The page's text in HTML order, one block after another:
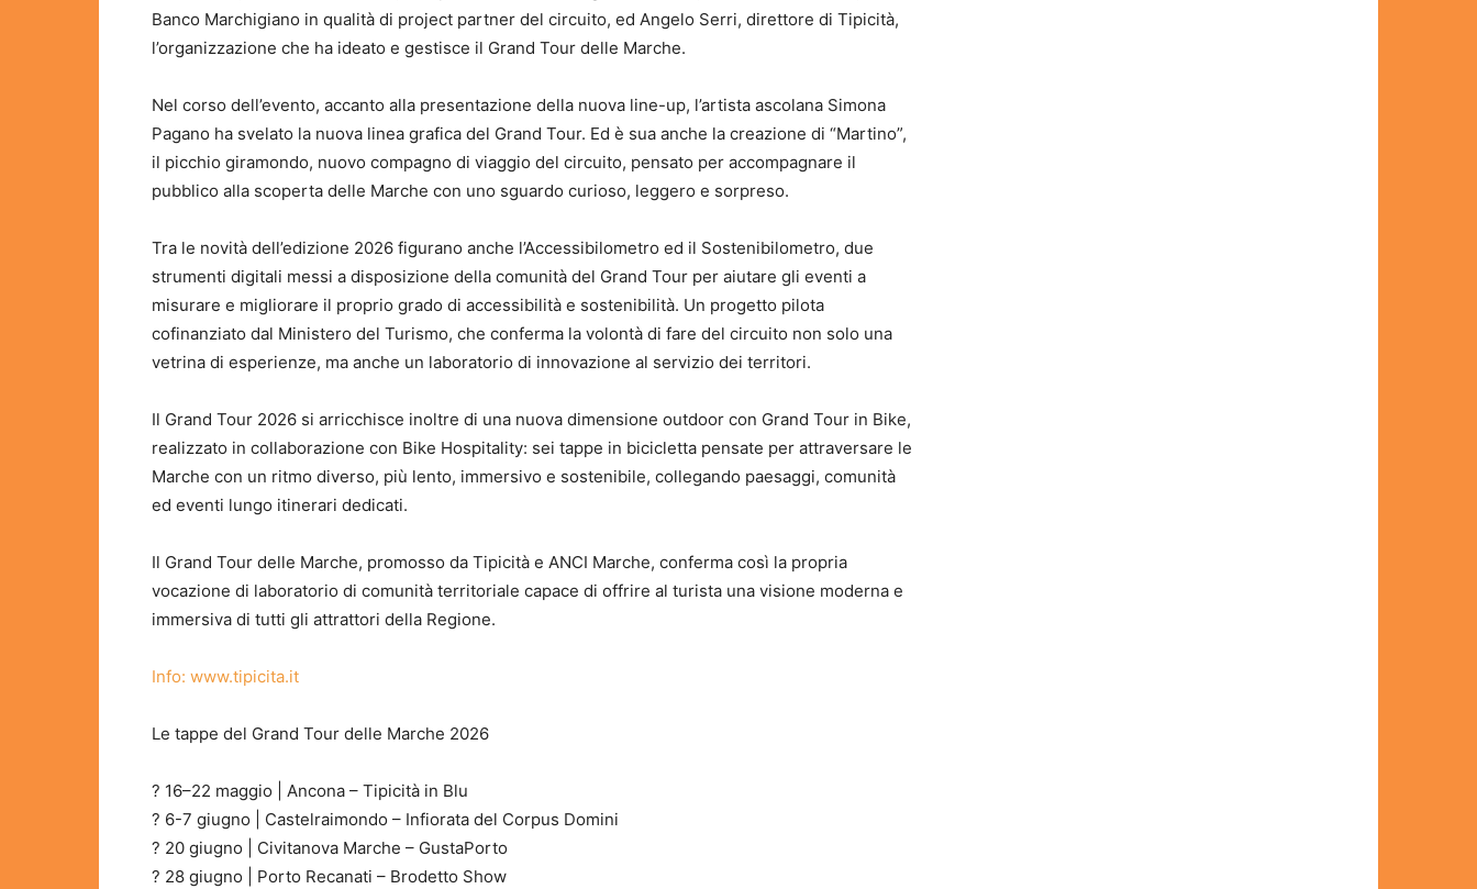
Banco Marchigiano in qualità di project partner del circuito, ed Angelo Serri, direttore di Tipicità,
l’organizzazione che ha ideato e gestisce il Grand Tour delle Marche.
Nel corso dell’evento, accanto alla presentazione della nuova line-up, l’artista ascolana Simona
Pagano ha svelato la nuova linea grafica del Grand Tour. Ed è sua anche la creazione di “Martino”,
il picchio giramondo, nuovo compagno di viaggio del circuito, pensato per accompagnare il
pubblico alla scoperta delle Marche con uno sguardo curioso, leggero e sorpreso.
Tra le novità dell’edizione 2026 figurano anche l’Accessibilometro ed il Sostenibilometro, due
strumenti digitali messi a disposizione della comunità del Grand Tour per aiutare gli eventi a
misurare e migliorare il proprio grado di accessibilità e sostenibilità. Un progetto pilota
cofinanziato dal Ministero del Turismo, che conferma la volontà di fare del circuito non solo una
vetrina di esperienze, ma anche un laboratorio di innovazione al servizio dei territori.
Il Grand Tour 2026 si arricchisce inoltre di una nuova dimensione outdoor con Grand Tour in Bike,
realizzato in collaborazione con Bike Hospitality: sei tappe in bicicletta pensate per attraversare le
Marche con un ritmo diverso, più lento, immersivo e sostenibile, collegando paesaggi, comunità
ed eventi lungo itinerari dedicati.
Il Grand Tour delle Marche, promosso da Tipicità e ANCI Marche, conferma così la propria
vocazione di laboratorio di comunità territoriale capace di offrire al turista una visione moderna e
immersiva di tutti gli attrattori della Regione.
Info: www.tipicita.it
Le tappe del Grand Tour delle Marche 2026
? 16–22 maggio | Ancona – Tipicità in Blu
? 6-7 giugno | Castelraimondo – Infiorata del Corpus Domini
? 20 giugno | Civitanova Marche – GustaPorto
? 28 giugno | Porto Recanati – Brodetto Show